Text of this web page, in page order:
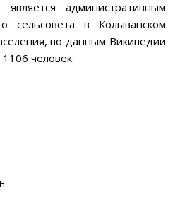
административным
сельсовета в Колыванском
по данным Википедии
человек.